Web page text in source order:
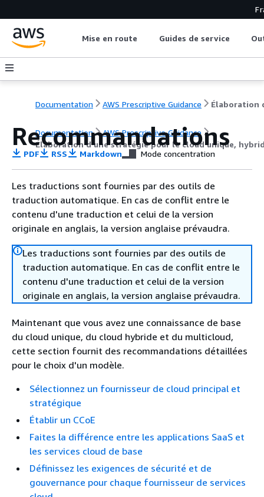
Mise en route Guides de service
Documentation AWS Prescriptive Guidance
Documentation
AWS Prescriptive Guidance
Élaboration d'une stratégie pour le cloud unique,
Recommandations
PDF RSS Markdown Mode concentration
Les traductions sont fournies par des outils de
traduction automatique. En cas de conflit entre le
contenu d'une traduction et celui de la version
originale en anglais, la version anglaise prévaudra.
Les traductions sont fournies par des outils de
traduction automatique. En cas de conflit entre le
contenu d'une traduction et celui de la version
originale en anglais, la version anglaise prévaudra.
Maintenant que vous avez une connaissance de base
du cloud unique, du cloud hybride et du multicloud,
cette section fournit des recommandations détaillées
pour le choix d'un modèle.
Sélectionnez un fournisseur de cloud principal et
stratégique
Établir un CCoE
Faites la différence entre les applications SaaS et
les services cloud de base
Définissez les exigences de sécurité et de
gouvernance pour chaque fournisseur de services